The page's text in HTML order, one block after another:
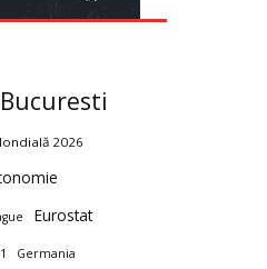
Bucuresti
2026
Eurostat
Germania